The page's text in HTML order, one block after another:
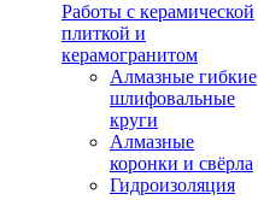
Работы с керамической
плиткой и
керамогранитом
Алмазные гибкие
шлифовальные
круги
Алмазные
коронки и свёрла
Гидроизоляция